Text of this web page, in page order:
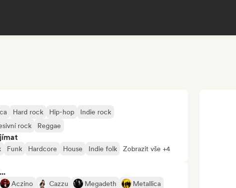
Hard rock Hip-hop
Indie rock
rock Reggae
Funk Hardcore House Indie folk Zobrazit vše +4
Aczino Cazzu Megadeth Metallica